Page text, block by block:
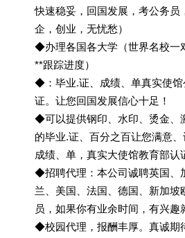
快速稳妥，回国发展，考公务员
企，创业，无忧愁）
◆办理各国各大学（世界名校一
**跟踪进度）
◆：毕业.证、成绩、单真实使馆
证。让您回国发展信心十足！
◆可以提供钢印、水印、烫金、
的毕业.证、百分之百让您满意、
成绩、单，真实大使馆教育部认
◆招聘代理：本公司诚聘英国、
兰、美国、法国、德国、新加坡
员，如果你有业余时间，有兴趣
◆校园代理，报酬丰厚。真诚期